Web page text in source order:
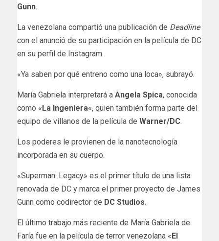
Gunn.
La venezolana compartió una publicación de Deadline
con el anunció de su participación en la película de DC
en su perfil de Instagram.
«Ya saben por qué entreno como una loca», subrayó.
María Gabriela interpretará a Angela Spica, conocida
como «La Ingeniera«, quien también forma parte del
equipo de villanos de la película de Warner/DC.
Los poderes le provienen de la nanotecnología
incorporada en su cuerpo.
«Superman: Legacy» es el primer título de una lista
renovada de DC y marca el primer proyecto de James
Gunn como codirector de DC Studios.
El último trabajo más reciente de María Gabriela de
Faría fue en la película de terror venezolana «El